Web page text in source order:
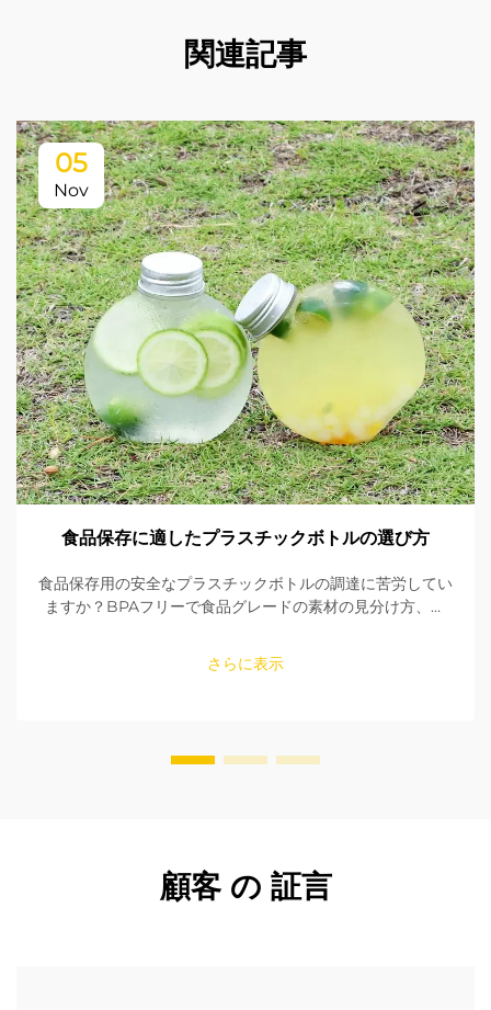
関連記事
05
Nov
食品保存に適したプラスチックボトルの選び方
食品保存用の安全なプラスチックボトルの調達に苦労してい
ますか？BPAフリーで食品グレードの素材の見分け方、シ
FDAおよびEU規格への適合性を確保してください。今すぐ
読む。
さらに表示
顧客 の 証言